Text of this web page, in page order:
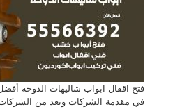
فتح اقفال ابواب شاليهات الدوحة
في مقدمة الشركات وتعد من الشركات